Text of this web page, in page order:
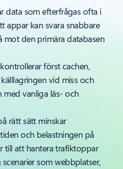
data som efterfrågas ofta i
appar kan svara snabbare
mot den primära databasen
först cachen,
vid miss och
med vanliga läs- och
rätt sätt minskar
och belastningen på
till att hantera trafiktoppar
som webbplatser,